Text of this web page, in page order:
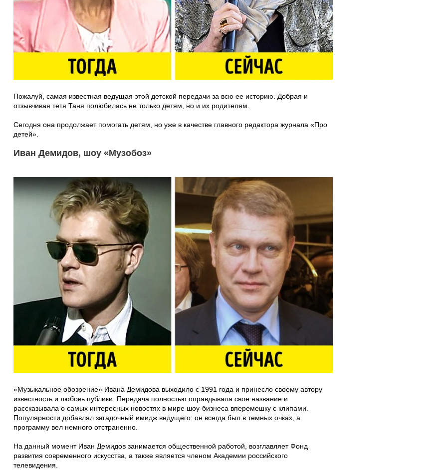
Пожалуй, самая известная ведущая этой детской передачи за всю ее историю. Добрая и
отзывчивая тетя Таня полюбилась не только детям, но и их родителям.
Сегодня она продолжает помогать детям, но уже в качестве главного редактора журнала «Про
детей».
Иван Демидов, шоу «Музобоз»
«Музыкальное обозрение» Ивана Демидова выходило с 1991 года и принесло своему автору
известность и любовь публики. Передача полностью оправдывала свое название и
рассказывала о самых интересных новостях в мире шоу-бизнеса вперемешку с клипами.
Популярности добавлял загадочный имидж ведущего: он всегда был в темных очках, а
программу вел немного отстраненно.
На данный момент Иван Демидов занимается общественной работой, возглавляет Фонд
развития современного искусства, а также является членом Академии российского
телевидения.